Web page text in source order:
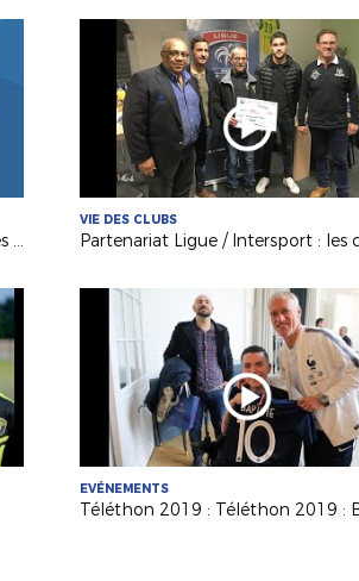
Coupe Gambardella : le tirage des 32es de finale !
VIE DES CLUBS
EVÉNEMENTS